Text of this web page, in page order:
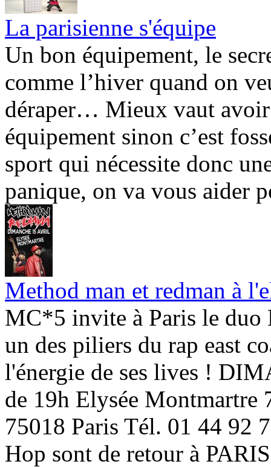
La parisienne s'équipe
Un bon équipement, le
comme l’hiver quand on
déraper… Mieux vaut avoir
équipement sinon c’est
sport qui nécessite donc
panique, on va vous aider
Method man et redman à
MC*5 invite à Paris le
un des piliers du rap east
l'énergie de ses lives !
de 19h Elysée Montmartre
75018 Paris Tél. 01 44 92
Hop sont de retour à